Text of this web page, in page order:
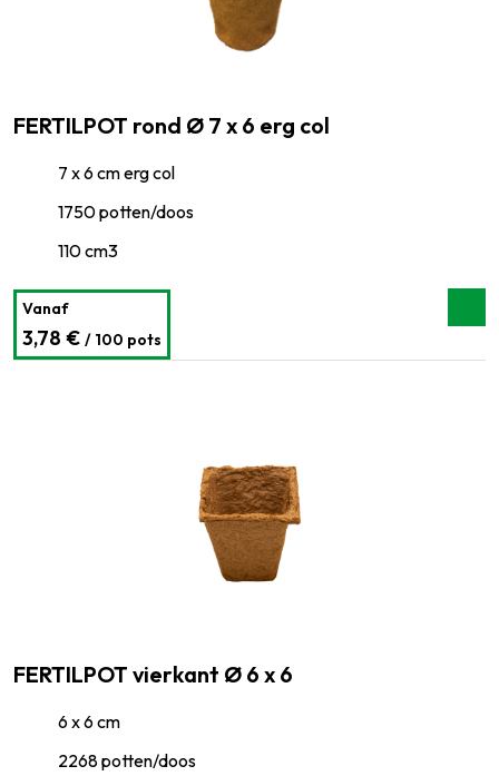
FERTILPOT rond Ø 7 x 6 erg col
7 x 6 cm erg col
1750 potten/doos
110 cm3
Vanaf
3,78 € / 100 pots
FERTILPOT vierkant Ø 6 x 6
6 x 6 cm
2268 potten/doos